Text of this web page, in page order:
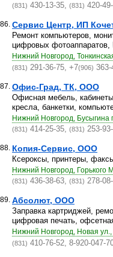
(831) 430-13-35, (831) 420-
86. Сервис Центр, ИП
Ремонт компьютеров,
цифровых фотоаппаратов,
Нижний Новгород,
(831) 291-36-75, +7(906) 363-
87. Офис-Град, ТК, ООО
Офисная мебель,
кресла, банкетки,
Нижний Новгород, Бусыгина
(831) 414-25-35, (831) 253-
88. Копия-Сервис, ООО
Ксероксы, принтеры,
Нижний Новгород, Горького
(831) 436-38-63, (831) 278-
89. Абсолют, ООО
Заправка картриджей,
цифровая печать,
Нижний Новгород, Новая ул.,
(831) 410-76-52, 8-920-047-